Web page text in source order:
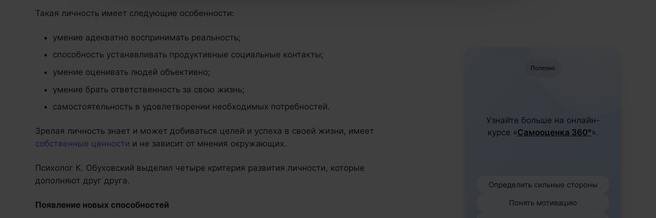
Такая личность имеет следующие особенности:
умение адекватно воспринимать реальность;
способность устанавливать продуктивные социальные контакты;
умение оценивать людей объективно;
умение брать ответственность за свою жизнь;
самостоятельность в удовлетворении необходимых потребностей.
Зрелая личность знает и может добиваться целей и успеха в своей жизни, имеет
собственные ценности и не зависит от мнения окружающих.
Психолог К. Обуховский выделил четыре критерия развития личности, которые
дополняют друг друга.
Появление новых способностей
Полезно
Узнайте больше на онлайн-
курсе «Самооценка 360°».
Определить сильные стороны
Понять мотивацию